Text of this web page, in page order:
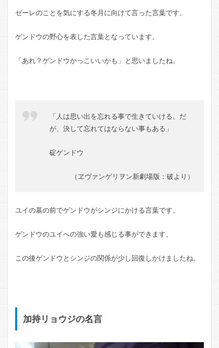
ゼーレのことを気にする冬月に向けて言った言葉です。
ゲンドウの野心を表した言葉となっています。
「あれ？ゲンドウかっこいいかも」と思いましたね。
「人は思い出を忘れる事で生きていける。だ
が、決して忘れてはならない事もある」
碇ゲンドウ
（ヱヴァンゲリヲン新劇場版：破より）
ユイの墓の前でゲンドウがシンジにかける言葉です。
ゲンドウのユイへの強い愛も感じる事ができます。
この後ゲンドウとシンジの関係が少し回復しかけましたね。
加持リョウジの名言